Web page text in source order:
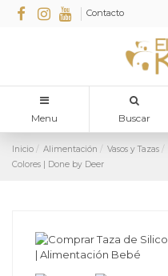
Contacto
Menu Buscar
Inicio Alimentación Vasos y Tazas
Colores | Done by Deer